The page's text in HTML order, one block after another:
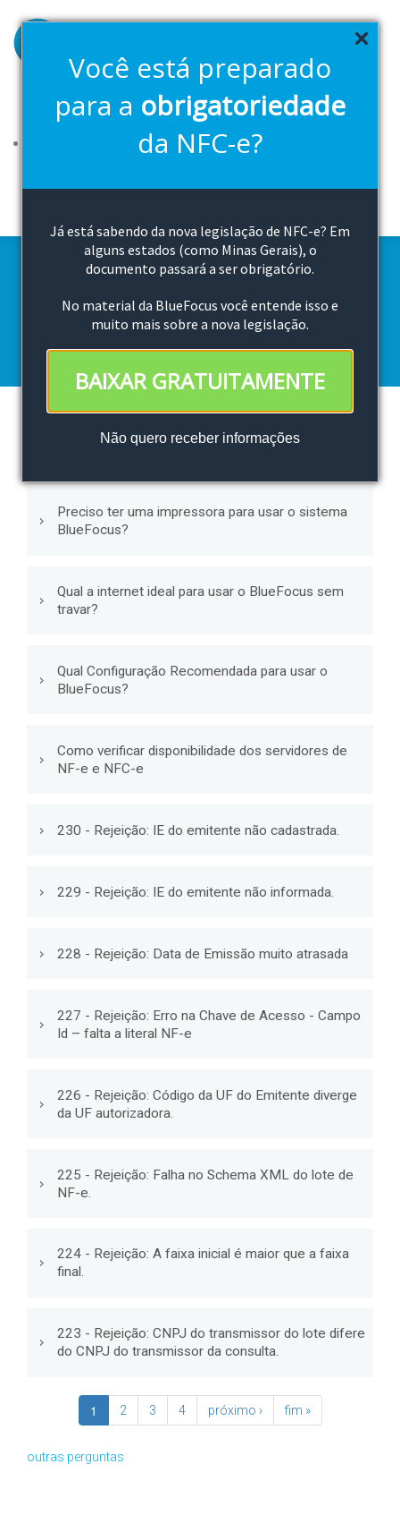
Você está preparado
para a obrigatoriedade
da NFC-e?
Já está sabendo da nova legislação de NFC-e? Em
alguns estados (como Minas Gerais), o
documento passará a ser obrigatório.
No material da BlueFocus você entende isso e
muito mais sobre a nova legislação.
BAIXAR GRATUITAMENTE
Não quero receber informações
para
conteúdo
Soluções
Planos FAQ 2ª Via Boleto Downloads
Cloud Bluefocus
Perguntas Frequentes
Preciso ter uma impressora para usar o sistema
BlueFocus?
Qual a internet ideal para usar o BlueFocus sem
travar?
Qual Configuração Recomendada para usar o
BlueFocus?
Como verificar disponibilidade dos servidores de
NF-e e NFC-e
230 - Rejeição: IE do emitente não cadastrada.
229 - Rejeição: IE do emitente não informada.
228 - Rejeição: Data de Emissão muito atrasada
227 - Rejeição: Erro na Chave de Acesso - Campo
Id – falta a literal NF-e
226 - Rejeição: Código da UF do Emitente diverge
da UF autorizadora.
225 - Rejeição: Falha no Schema XML do lote de
NF-e.
224 - Rejeição: A faixa inicial é maior que a faixa
final.
223 - Rejeição: CNPJ do transmissor do lote difere
do CNPJ do transmissor da consulta.
1 2 3 4 próximo › fim »
outras perguntas